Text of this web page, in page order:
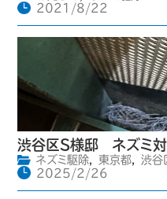
2021/8/22
渋谷区S様邸 ネズミ
ネズミ駆除, 東京都,
渋谷
2025/2/26